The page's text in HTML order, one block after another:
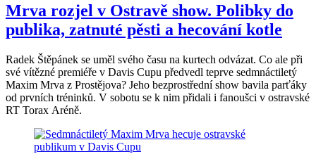
Mrva rozjel v Ostravě show. Polibky do
publika, zatnuté pěsti a hecování kotle
Radek Štěpánek se uměl svého času na kurtech odvázat. Co ale při
své vítězné premiéře v Davis Cupu předvedl teprve sedmnáctiletý
Maxim Mrva z Prostějova? Jeho bezprostřední show bavila parťáky
od prvních tréninků. V sobotu se k nim přidali i fanoušci v ostravské
RT Torax Aréně.